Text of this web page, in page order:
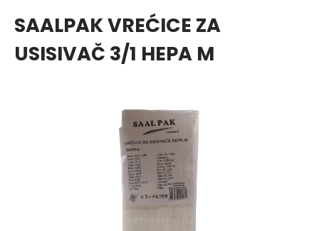
SAALPAK VREĆICE ZA
USISIVAČ 3/1 HEPA M